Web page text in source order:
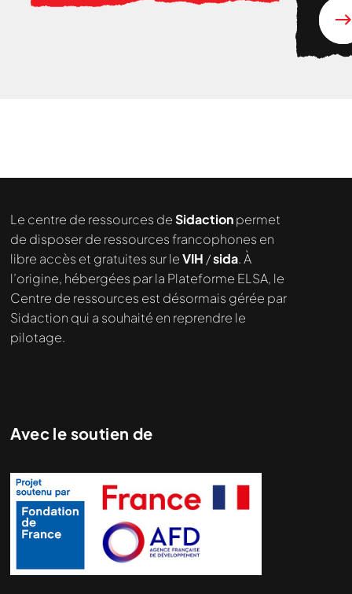
Le centre de ressources deSidactionpermet
de disposer de ressources francophones en
libre accès et gratuites sur leVIH /sida. À
l’origine, hébergées par la Plateforme ELSA, le
Centre de ressources est désormais gérée par
Sidaction qui a souhaité en reprendre le
pilotage.
Avec le soutien de